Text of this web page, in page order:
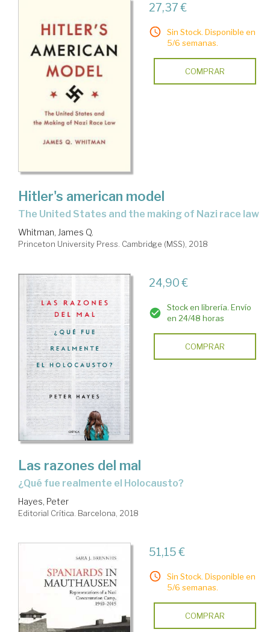
27,37 €
Sin Stock. Disponible en
5/6 semanas.
COMPRAR
Hitler's american model
the United States and the making of Nazi race law
Whitman, James Q.
Princeton University Press. Cambridge (MSS), 2018
24,90 €
Stock en librería. Envío
en 24/48 horas
COMPRAR
Las razones del mal
¿qué fue realmente el Holocausto?
Hayes, Peter
Editorial Crítica. Barcelona, 2018
51,15 €
Sin Stock. Disponible en
5/6 semanas.
COMPRAR